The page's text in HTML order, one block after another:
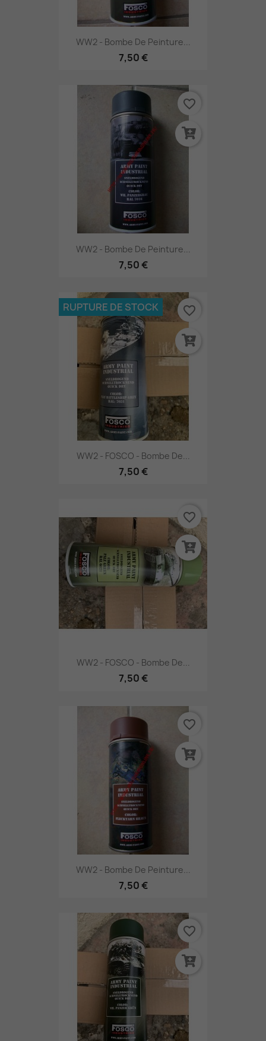
WW2 - Bombe De Peinture...
7,50 €
WW2 - Bombe De Peinture...
7,50 €
favorite_border
WW2 - FOSCO - Bombe De...
7,50 €
RUPTURE DE STOCK favorite_border
WW2 - FOSCO - Bombe De...
7,50 €
favorite_border
WW2 - Bombe De Peinture...
7,50 €
favorite_border
favorite_border